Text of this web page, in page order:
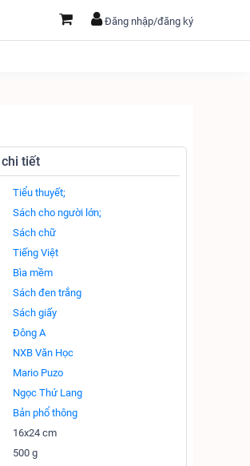
Đăng nhập/đăng ký
tiết
Tiểu thuyết;
Sách cho người lớn;
Sách chữ
Tiếng Việt
Bìa mềm
Sách đen trắng
Sách giấy
Đông A
NXB Văn Học
Mario Puzo
Ngọc Thứ Lang
Bản phổ thông
16x24 cm
500 g